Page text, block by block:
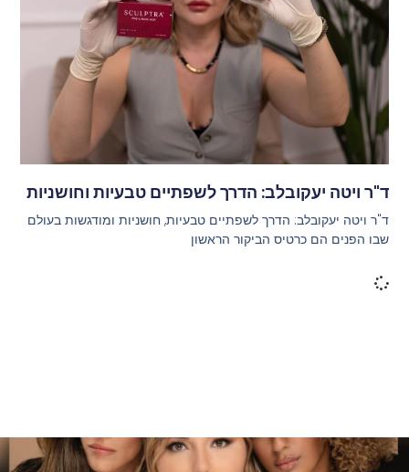
ד"ר ויטה יעקובלב: הדרך לשפתיים טבעיות וחושניות
ד"ר ויטה יעקובלב: הדרך לשפתיים טבעיות, חושניות ומודגשות בעולם
שבו הפנים הם כרטיס הביקור הראשון